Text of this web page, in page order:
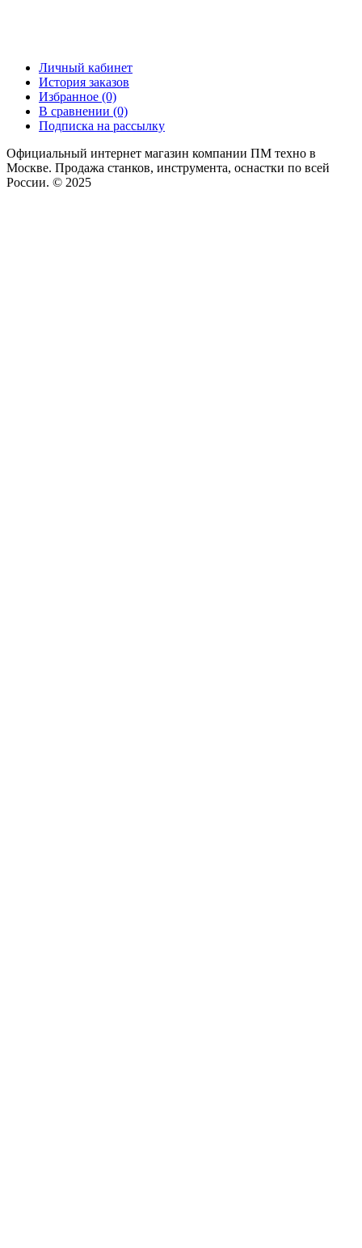
Личный кабинет
История заказов
Избранное (0)
В сравнении (0)
Подписка на рассылку
Официальный интернет магазин компании ПМ техно в
Москве. Продажа станков, инструмента, оснастки по всей
России. © 2025